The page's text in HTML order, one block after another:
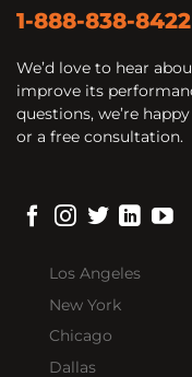
1-888-838-8422
We’d love to hear
improve its
questions, we’re
or a free consultation.
Los Angeles
New York
Chicago
Dallas